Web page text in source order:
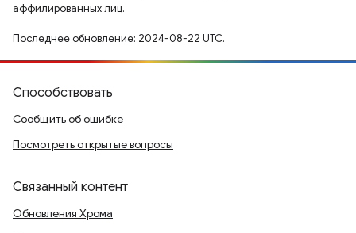
аффилированных лиц.
Последнее обновление: 2024-08-22 UTC.
Способствовать
Сообщить об ошибке
Посмотреть открытые вопросы
Связанный контент
Обновления Хрома